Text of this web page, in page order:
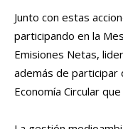
Junto con estas
participando en la
Emisiones Netas,
además de participar
Economía Circular